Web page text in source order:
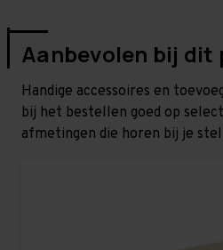
Aanbevolen bij dit
Handige accessoires en
bij het bestellen goed op
afmetingen die horen bij je